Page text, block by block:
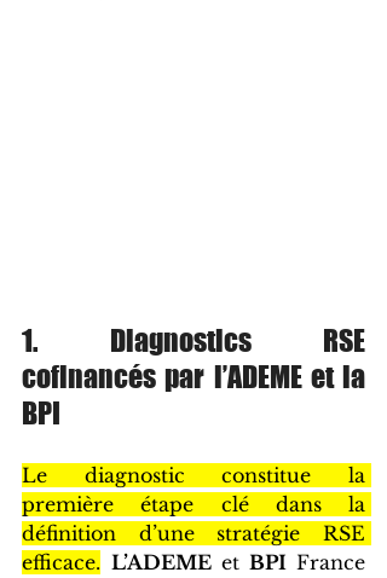
1. Diagnostics RSE
cofinancés par l’ADEME et la
BPI
Le diagnostic constitue la
première étape clé dans la
définition d’une stratégie RSE
efficace. L’ADEME et BPI France